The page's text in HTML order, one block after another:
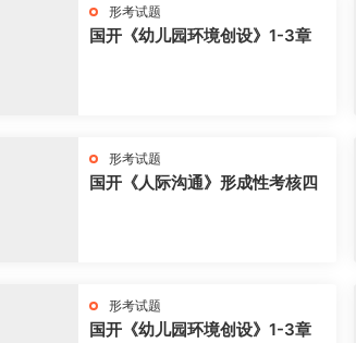
形考试题
国开《幼儿园环境创设》1-3章
形考试题
国开《人际沟通》形成性考核四
形考试题
国开《幼儿园环境创设》1-3章